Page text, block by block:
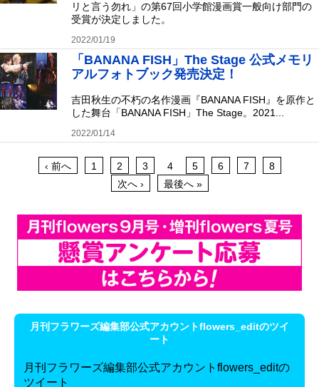
リと言う勿れ」の第67回小学館漫画賞一般向け部門の
受賞が決定しました。
2022/01/19
「BANANA FISH」The Stage 公式メモリ
アルフォトブック発売決定！
吉田秋生の不朽の名作漫画『BANANA FISH』を原作と
した舞台「BANANA FISH」The Stage。2021...
2022/01/14
‹ 前へ 1 2 3 4 5 6 7
8
次へ ›
最後へ »
月刊フラワーズ編集部公式アカウントflowers_editのツイ
ート
月刊フラワーズ編集部公式アカウントflowers_editの
ツイート